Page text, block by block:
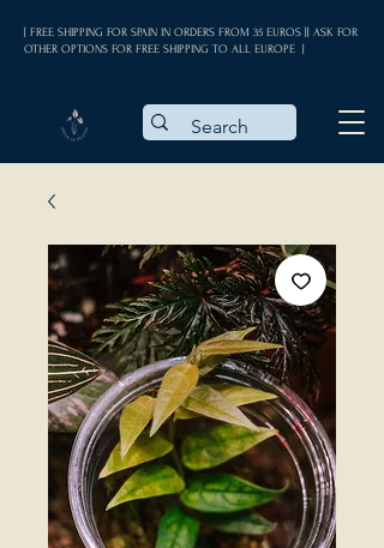
| FREE SHIPPING FOR SPAIN IN ORDERS FROM 35 EUROS || ASK FOR
OTHER OPTIONS FOR FREE SHIPPING TO ALL EUROPE |